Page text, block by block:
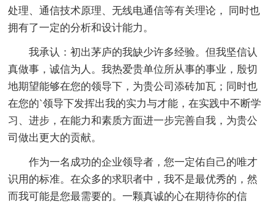
处理、通信技术原理、无线电通信等有关理论， 同时也
拥有了一定的分析和设计能力。
我承认：初出茅庐的我缺少许多经验。但我坚信认
真做事，诚信为人。我热爱贵单位所从事的事业，殷切
地期望能够在您的领导下，为贵公司添砖加瓦；同时也
在您的`领导下发挥出我的实力与才能，在实践中不断学
习、进步，在能力和素质方面进一步完善自我，为贵公
司做出更大的贡献。
作为一名成功的企业领导者，您一定佑自己的唯才
识用的标准。在众多的求职者中，我不是最优秀的，然
而我可能是您最需要的。一颗真诚的心在期待你的信